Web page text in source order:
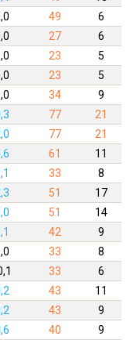
49 6
27 6
23 5
23 5
34 9
77
21
77
21
61
11
33 8
51 17
51 14
42 9
33 8
33
6
43 11
43 9
40 9